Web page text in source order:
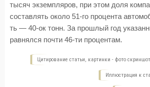
тысяч экземпляров, при этом доля
составлять около 51-го процента
ть — 40-ок тонн. За прошлый год
равнялся почти 46-ти процентам.
Цитирование статьи, картинки - фото
Иллюстрация к